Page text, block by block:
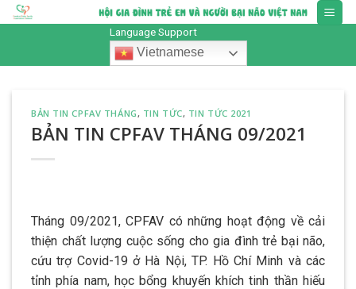
Skip
to
Language Support
Vietnamese
BẢN TIN CPFAV THÁNG, TIN TỨC, TIN TỨC 2021
BẢN TIN CPFAV THÁNG 09/2021
Tháng 09/2021, CPFAV có những hoạt động về cải
thiện chất lượng cuộc sống cho gia đình trẻ bại não,
cứu trợ Covid-19 ở Hà Nội, TP. Hồ Chí Minh và các
tỉnh phía nam, học bổng khuyến khích tinh thần hiếu